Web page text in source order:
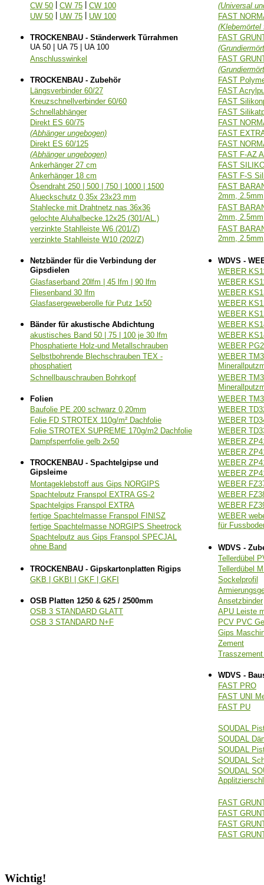
CW 50 CW 75
CW 100
UW 50
UW 75 UW 100
TROCKENBAU - Ständerwerk Türrahmen
UA 50 | UA 75 | UA 100
Anschlusswinkel
TROCKENBAU - Zubehör
Längsverbinder 60/27
Kreuzschnellverbinder 60/60
Schnellabhänger
Direkt ES 60/75
(Abhänger ungebogen)
Direkt ES 60/125
(Abhänger ungebogen)
Ankerhänger 27 cm
Ankerhänger 18 cm
Ösendraht 250 | 500 | 750 | 1000 | 1500
Alueckschutz 0,35x 23x23 mm
Stahlecke mit Drahtnetz nas 36x36
gelochte Aluhalbecke.12x25 (301/AL.)
verzinkte Stahlleiste W6 (201/Z)
verzinkte Stahlleiste W10 (202/Z)
Netzbänder für die Verbindung der
Gipsdielen
Glasfaserband 20lfm | 45 lfm | 90 lfm
Fliesenband 30 lfm
Glasfasergeweberolle für Putz 1x50
Bänder für akustische Abdichtung
akustisches Band 50 | 75 | 100 je 30 lfm
Phosphatierte Holz-und Metallschrauben
Selbstbohrende Blechschrauben TEX -
phosphatiert
Schnellbauschrauben Bohrkopf
Folien
Baufolie PE 200 schwarz 0,20mm
Folie FD STROTEX 110g/m² Dachfolie
Folie STROTEX SUPREME 170g/m2 Dachfolie
Dampfsperrfolie gelb 2x50
TROCKENBAU - Spachtelgipse und
Gipsleime
Montageklebstoff aus Gips NORGIPS
Spachtelputz Franspol EXTRA GS-2
Spachtelgips Franspol EXTRA
fertige Spachtelmasse Franspol FINISZ
fertige Spachtelmasse NORGIPS Sheetrock
Spachtelputz aus Gips Franspol SPECJAL
ohne Band
TROCKENBAU - Gipskartonplatten Rigips
GKB | GKBI | GKF | GKFI
OSB Platten 1250 & 625 / 2500mm
OSB 3 STANDARD GLATT
OSB 3 STANDARD N+F
(Universal
FAST
(Klebemörtel
FAST
FAST
FAST
FAST
FAST
FAST
FAST
FAST
FAST
FAST F-AZ
FAST
FAST F-S
FAST
2mm,
FAST
2mm,
FAST
2mm,
WDVS -
WEBER
WEBER
WEBER
WEBER
WEBER
WEBER
WEBER
WEBER
WEBER
WEBER
WEBER
WEBER
WEBER
WEBER
WEBER
WEBER
WEBER
WEBER
WEBER
WEBER
WEBER
WEBER
für
WDVS -
Tellerdübel
Tellerdübel
Sockelprofil
Ansetzbinder
APU Leiste
PCV PVC
Gips
Zement
WDVS -
FAST PRO
FAST UNI
FAST PU
SOUDAL
SOUDAL
SOUDAL
SOUDAL
SOUDAL
FAST
FAST
FAST
FAST
Wichtig!